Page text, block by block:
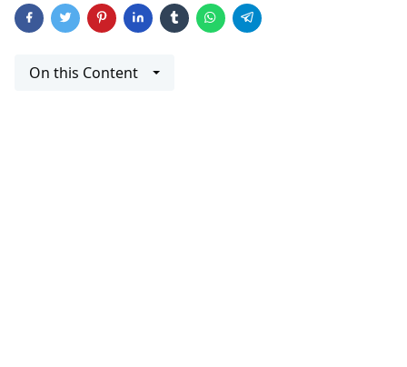
On this Content